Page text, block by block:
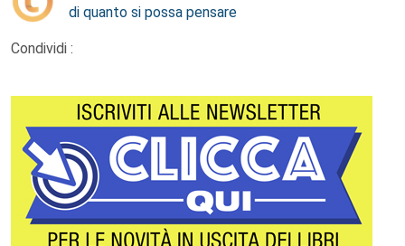
di quanto si possa pensare
Condividi :